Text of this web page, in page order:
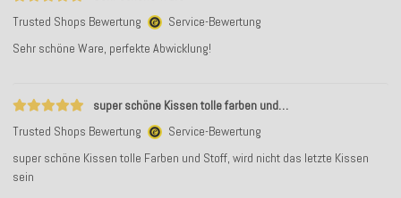
Trusted Shops Bewertung
Service-Bewertung
Sehr schöne Ware, perfekte Abwicklung!
super schöne Kissen tolle farben und…
Trusted Shops Bewertung
Service-Bewertung
super schöne Kissen tolle Farben und Stoff, wird nicht das letzte Kissen
sein